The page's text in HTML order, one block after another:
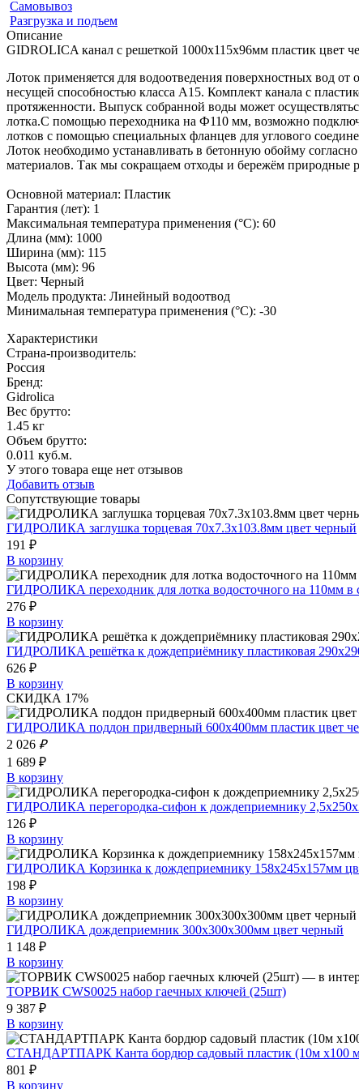
Самовывоз
Разгрузка и подъем
Описание
GIDROLICA канал с решеткой 1000x115x96мм пластик цвет
Лоток применяется для водоотведения поверхностных вод
несущей способностью класса А15. Комплект канала с
протяженности. Выпуск собранной воды может
лотка.С помощью переходника на Ф110 мм, возможно
лотков с помощью специальных фланцев для углового
Лоток необходимо устанавливать в бетонную обойму
материалов. Так мы сокращаем отходы и бережём природные
Основной материал: Пластик
Гарантия (лет): 1
Максимальная температура применения (°C): 60
Длина (мм): 1000
Ширина (мм): 115
Высота (мм): 96
Цвет: Черный
Модель продукта: Линейный водоотвод
Минимальная температура применения (°C): -30
Характеристики
Страна-производитель:
Россия
Бренд:
Gidrolica
Вес брутто:
1.45 кг
Объем брутто:
0.011 куб.м.
У этого товара еще нет отзывов
Добавить отзыв
Сопутствующие товары
ГИДРОЛИКА заглушка торцевая 70x7.3x103.8мм цвет черный
191 ₽
В корзину
ГИДРОЛИКА переходник для лотка водосточного на 110мм в
276 ₽
В корзину
ГИДРОЛИКА решётка к дождеприёмнику пластиковая
626 ₽
В корзину
СКИДКА 17%
ГИДРОЛИКА поддон придверный 600x400мм пластик цвет
2 026 ₽
1 689 ₽
В корзину
ГИДРОЛИКА перегородка-сифон к дождеприемнику
126 ₽
В корзину
ГИДРОЛИКА Корзинка к дождеприемнику 158x245x157мм
198 ₽
В корзину
ГИДРОЛИКА дождеприемник 300x300x300мм цвет черный
1 148 ₽
В корзину
ТОРВИК CWS0025 набор гаечных ключей (25шт)
9 387 ₽
В корзину
СТАНДАРТПАРК Канта бордюр садовый пластик (10м х100
801 ₽
В корзину